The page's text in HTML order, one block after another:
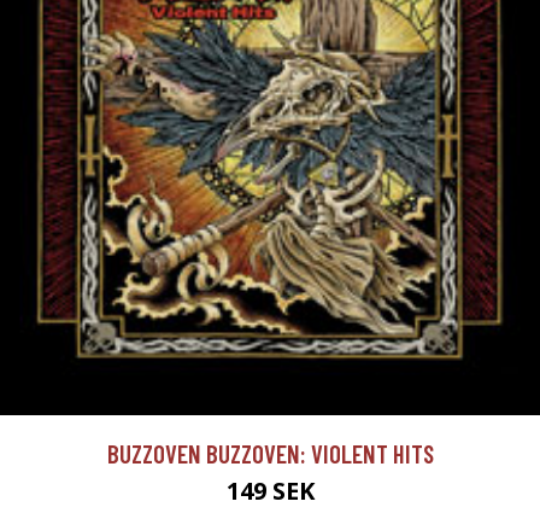
BUZZOVEN BUZZOVEN: VIOLENT HITS
149 SEK